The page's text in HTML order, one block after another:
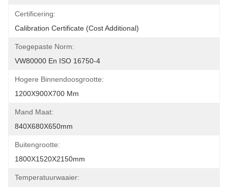
Certificering:
Calibration Certificate (Cost Additional)
Toegepaste Norm:
VW80000 En ISO 16750-4
Hogere Binnendoosgrootte:
1200X900X700 Mm
Mand Maat:
840X680X650mm
Buitengrootte:
1800X1520X2150mm
Temperatuurwaaier: